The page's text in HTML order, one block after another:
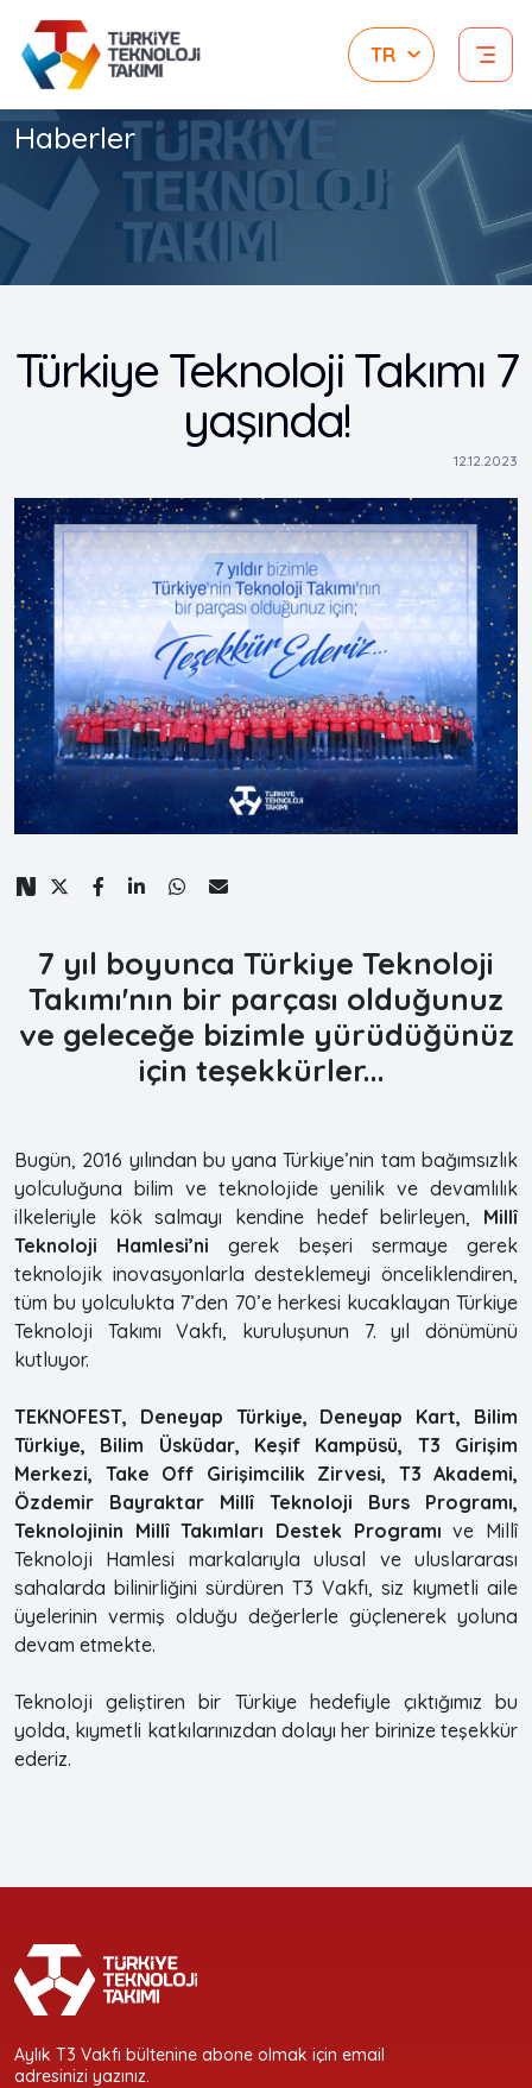
Haberler
Türkiye Teknoloji Takımı 7
yaşında!
12.12.2023
7 yıl boyunca Türkiye Teknoloji
Takımı'nın bir parçası olduğunuz
ve geleceğe bizimle yürüdüğünüz
için teşekkürler...
Bugün, 2016 yılından bu yana Türkiye’nin tam bağımsızlık
yolculuğuna bilim ve teknolojide yenilik ve devamlılık
ilkeleriyle kök salmayı kendine hedef belirleyen, Millî
Teknoloji Hamlesi’nigerek beşeri sermaye gerek
teknolojik inovasyonlarla desteklemeyi önceliklendiren,
tüm bu yolculukta 7’den 70’e herkesi kucaklayan Türkiye
Teknoloji Takımı Vakfı, kuruluşunun 7. yıl dönümünü
kutluyor.
TEKNOFEST, Deneyap Türkiye, Deneyap Kart, Bilim
Türkiye, Bilim Üsküdar, Keşif Kampüsü, T3 Girişim
Merkezi, Take Off Girişimcilik Zirvesi, T3 Akademi,
Özdemir Bayraktar Millî Teknoloji Burs Programı,
Teknolojinin Millî Takımları Destek Programı ve Millî
Teknoloji Hamlesi markalarıyla ulusal ve uluslararası
sahalarda bilinirliğini sürdüren T3 Vakfı, siz kıymetli aile
üyelerinin vermiş olduğu değerlerle güçlenerek yoluna
devam etmekte.
Teknoloji geliştiren bir Türkiye hedefiyle çıktığımız bu
yolda, kıymetli katkılarınızdan dolayı her birinize teşekkür
ederiz.
Aylık T3 Vakfı bültenine abone olmak için email
adresinizi yazınız.